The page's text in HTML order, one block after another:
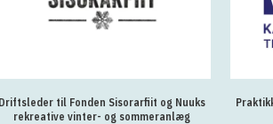
Driftsleder til Fonden Sisorarfiit og Nuuks
rekreative vinter- og sommeranlæg